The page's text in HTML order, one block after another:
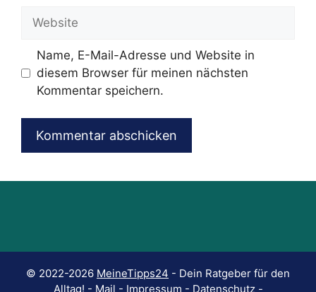
Website
Name, E-Mail-Adresse und Website in
diesem Browser für meinen nächsten
Kommentar speichern.
© 2022-2026 MeineTipps24 - Dein Ratgeber für den
Alltag! - Mail - Impressum - Datenschutz-